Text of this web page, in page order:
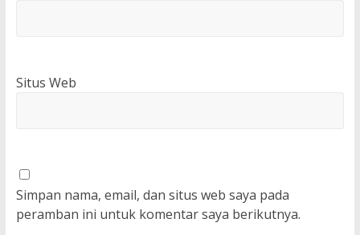
Situs Web
Simpan nama, email, dan situs web saya pada
peramban ini untuk komentar saya berikutnya.